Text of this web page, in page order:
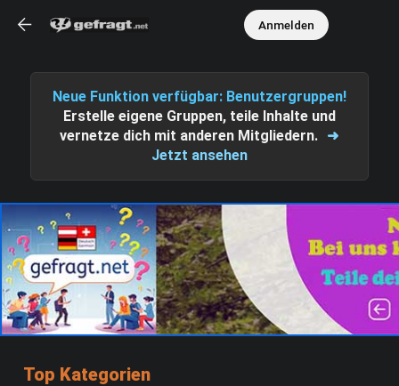
Neue Funktion verfügbar: Benutzergruppen!
Erstelle eigene Gruppen, teile Inhalte und
vernetze dich mit anderen Mitgliedern. ➜
Jetzt ansehen
Anmelden
Top Kategorien